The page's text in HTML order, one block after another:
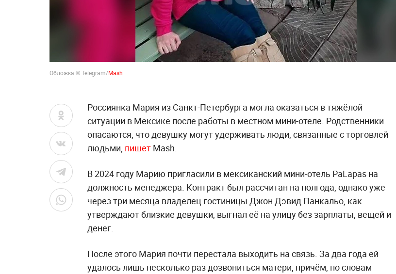
Обложка © Telegram/Mash
Россиянка Мария из Санкт-Петербурга могла оказаться в тяжёлой
ситуации в Мексике после работы в местном мини-отеле. Родственники
опасаются, что девушку могут удерживать люди, связанные с торговлей
людьми, пишет Mash.
В 2024 году Марию пригласили в мексиканский мини-отель PaLapas на
должность менеджера. Контракт был рассчитан на полгода, однако уже
через три месяца владелец гостиницы Джон Дэвид Панкальо, как
утверждают близкие девушки, выгнал её на улицу без зарплаты, вещей и
денег.
После этого Мария почти перестала выходить на связь. За два года ей
удалось лишь несколько раз дозвониться матери, причём, по словам